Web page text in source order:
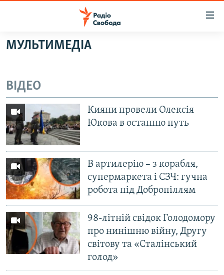
Перейти
до
Перейти
до
основної
навігації
Перейти
до
пошуку
РАДІО СВОБОДА – 70 РОКІВ
СТАТТІ
ПОЛІТИКА
ЕКОНОМІКА
СУСПІЛЬСТВО
КУЛЬТУРА
СПОРТ
УКРАЇНА
СВІТ
ВІЙНА
РОСІЙСЬКА «ФІЛЬТРАЦІЯ»
ДОНБАС.РЕАЛІЇ
КРИМ.РЕАЛІЇ
ТИ ЯК?
СХЕМИ
КИТАЙ.ВИКЛИКИ
МУЛЬТИМЕДІА
ФОТО
СПЕЦПРОЄКТИ
МУЛЬТИМЕДІА
ВІДЕО
Кияни провели Олексія
Юкова в останню путь
В артилерію – з корабля,
супермаркета і СЗЧ: гучна
робота під Добропіллям
98-літній свідок Голодомору
про нинішню війну, Другу
світову та «Сталінський
голод»